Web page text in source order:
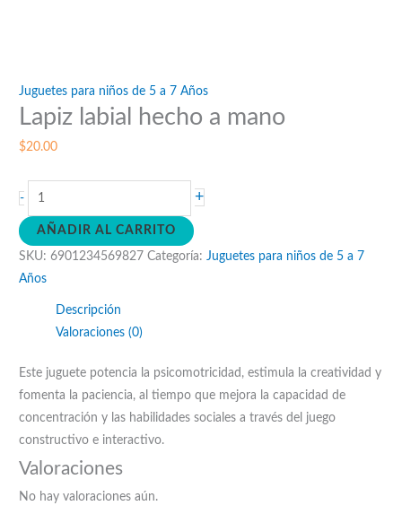
Juguetes para niños de 5 a 7 Años
Lapiz labial hecho a mano
$20.00
-
Lapiz
labial
hecho
a
mano
cantidad
+
AÑADIR AL CARRITO
SKU:6901234569827 Categoría:Juguetes para niños de 5 a 7
Años
Descripción
Valoraciones (0)
Este juguete potencia la psicomotricidad, estimula la creatividad y
fomenta la paciencia, al tiempo que mejora la capacidad de
concentración y las habilidades sociales a través del juego
constructivo e interactivo.
Valoraciones
No hay valoraciones aún.